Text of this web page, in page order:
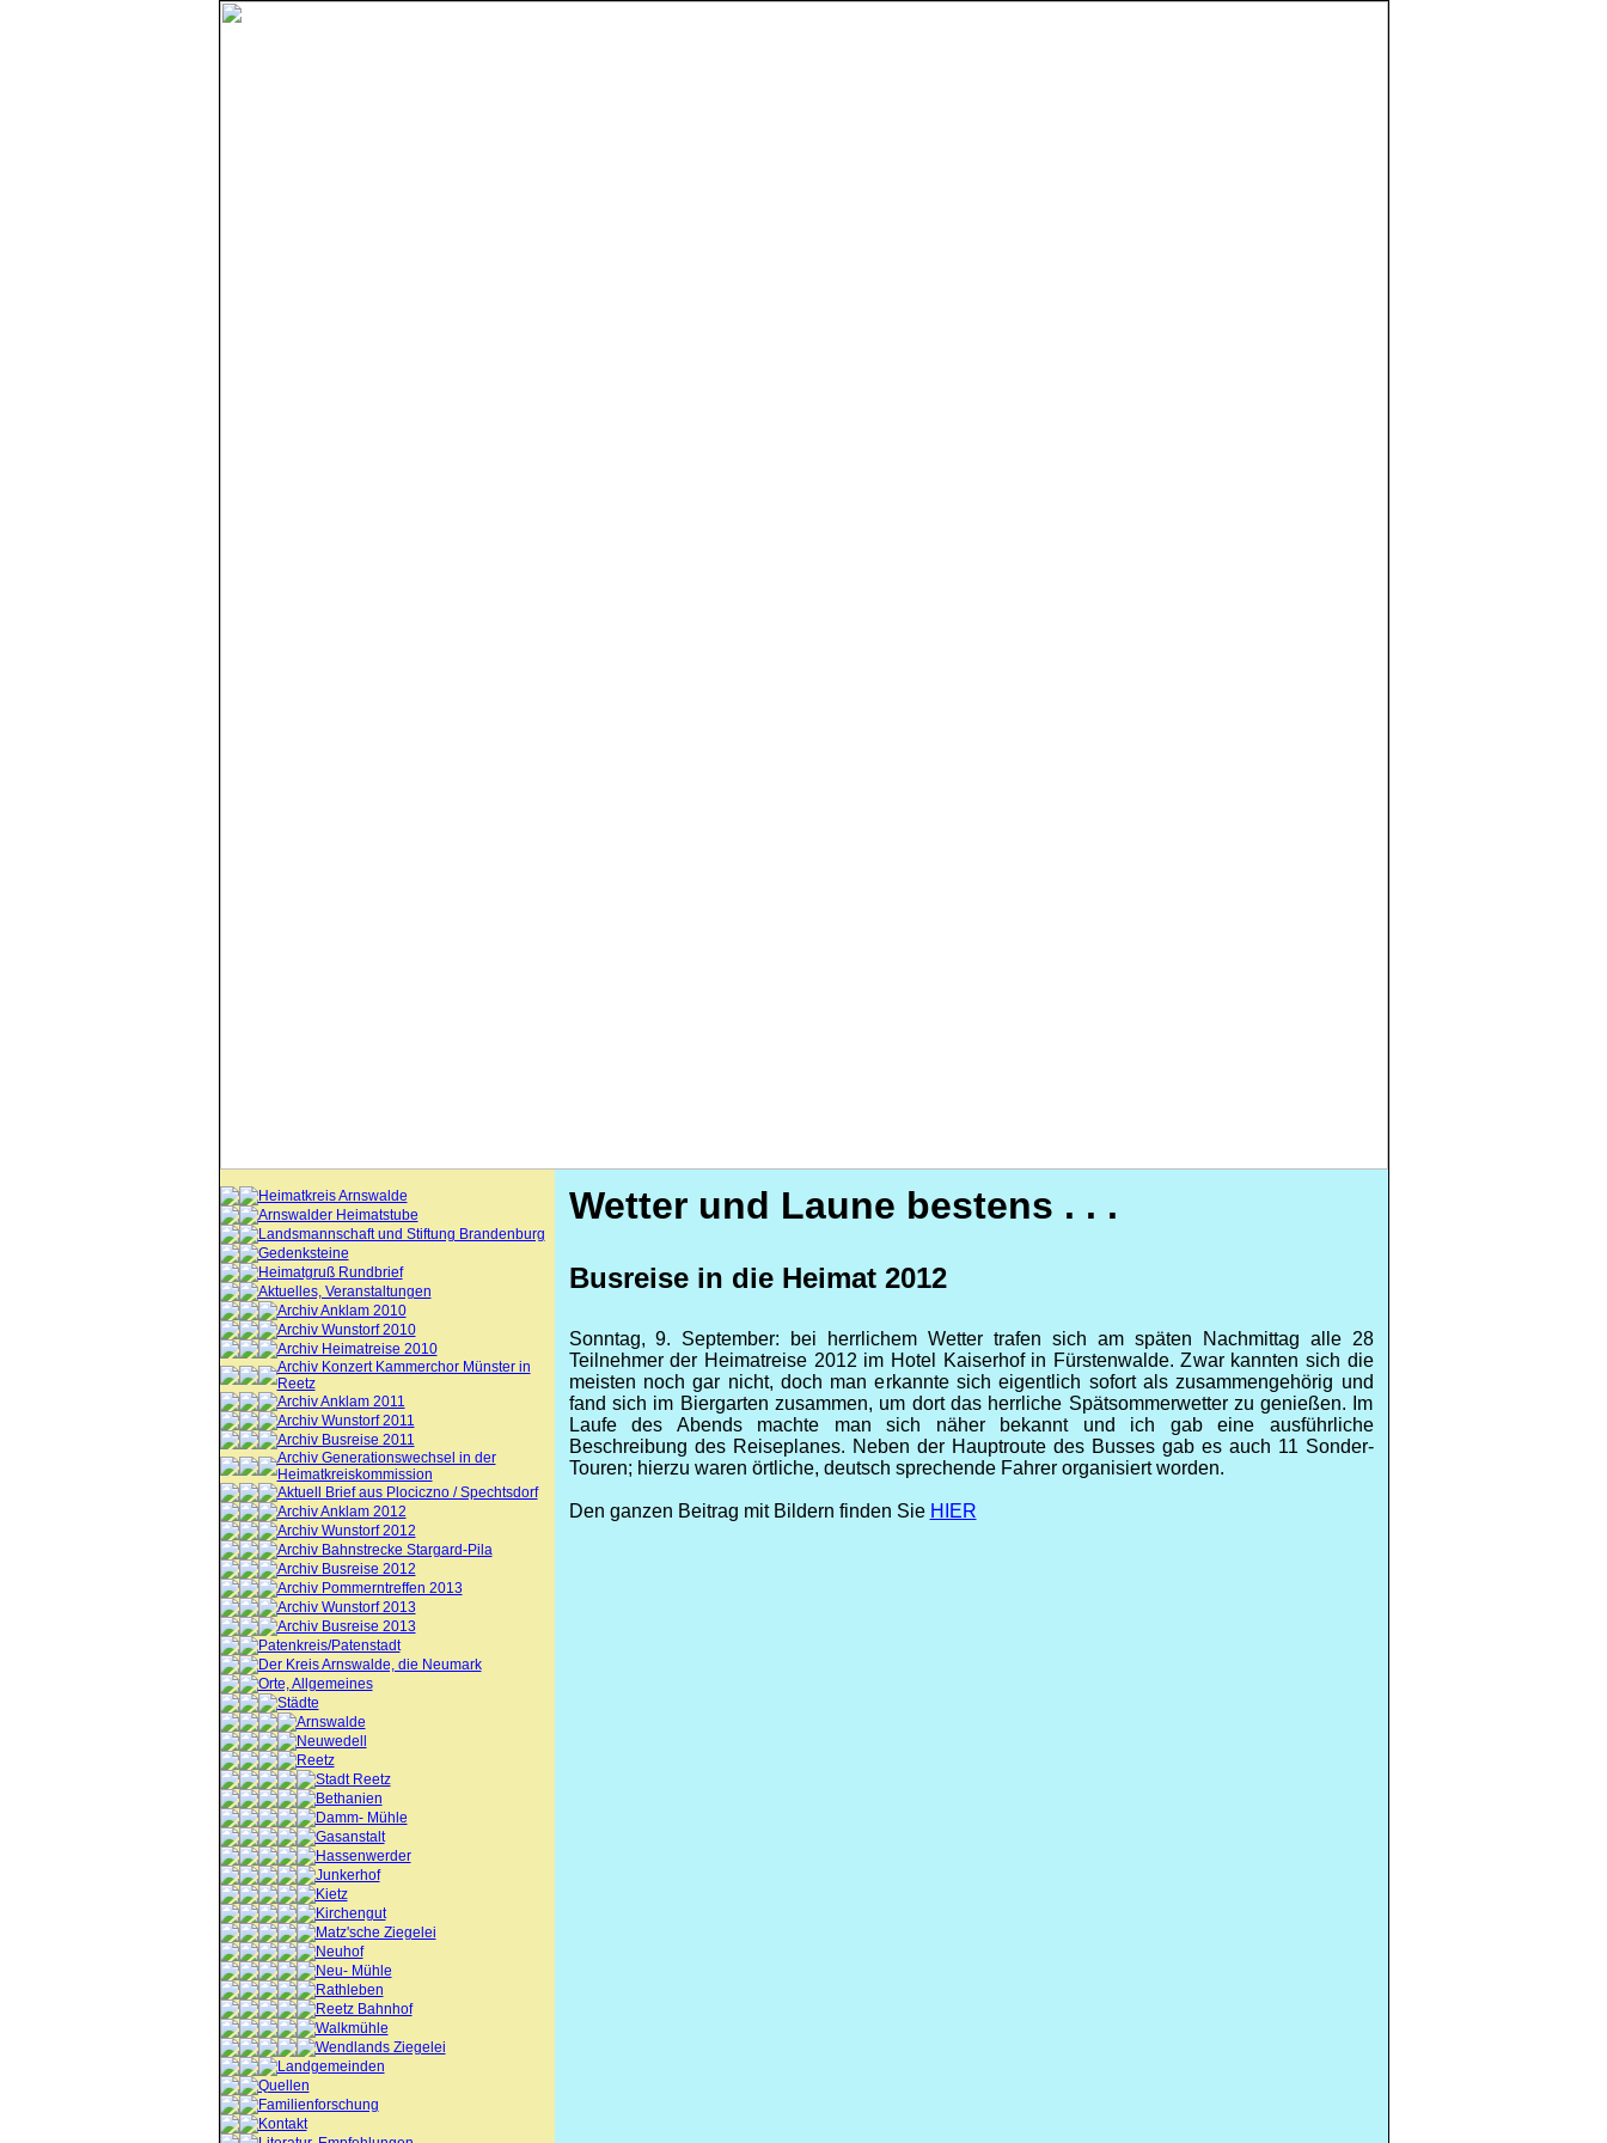
Heimatkreis Arnswalde
Arnswalder Heimatstube
Landsmannschaft und Stiftung Brandenburg
Gedenksteine
Heimatgruß Rundbrief
Aktuelles, Veranstaltungen
Archiv Anklam 2010
Archiv Wunstorf 2010
Archiv Heimatreise 2010
Archiv Konzert Kammerchor Münster in
Reetz
Archiv Anklam 2011
Archiv Wunstorf 2011
Archiv Busreise 2011
Archiv Generationswechsel in der
Heimatkreiskommission
Aktuell Brief aus Plociczno / Spechtsdorf
Archiv Anklam 2012
Archiv Wunstorf 2012
Archiv Bahnstrecke Stargard-Pila
Archiv Busreise 2012
Archiv Pommerntreffen 2013
Archiv Wunstorf 2013
Archiv Busreise 2013
Patenkreis/Patenstadt
Der Kreis Arnswalde, die Neumark
Orte, Allgemeines
Städte
Arnswalde
Neuwedell
Reetz
Stadt Reetz
Bethanien
Damm- Mühle
Gasanstalt
Hassenwerder
Junkerhof
Kietz
Kirchengut
Matz'sche Ziegelei
Neuhof
Neu- Mühle
Rathleben
Reetz Bahnhof
Walkmühle
Wendlands Ziegelei
Landgemeinden
Quellen
Familienforschung
Kontakt
Wetter und Laune bestens . . .
Busreise in die Heimat 2012
Sonntag, 9. September: bei herrlichem Wetter trafen sich am späten Nachmittag alle 28
Teilnehmer der Heimatreise 2012 im Hotel Kaiserhof in Fürstenwalde. Zwar kannten sich die
meisten noch gar nicht, doch man erkannte sich eigentlich sofort als zusammengehörig und
fand sich im Biergarten zusammen, um dort das herrliche Spätsommerwetter zu genießen. Im
Laufe des Abends machte man sich näher bekannt und ich gab eine ausführliche
Beschreibung des Reiseplanes. Neben der Hauptroute des Busses gab es auch 11 Sonder-
Touren; hierzu waren örtliche, deutsch sprechende Fahrer organisiert worden.
Den ganzen Beitrag mit Bildern finden Sie HIER